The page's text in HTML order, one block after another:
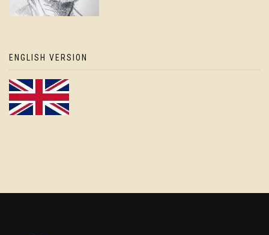
ENGLISH VERSION